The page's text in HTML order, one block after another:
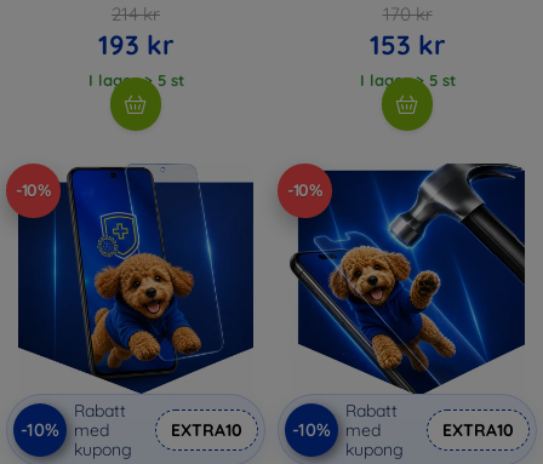
214 kr
193 kr
I lager > 5 st
170 kr
153 kr
I lager > 5 st
-10%
-10%
Rabatt
med
kupong
EXTRA10
-10%
-10%
Rabatt
med
kupong
EXTRA10